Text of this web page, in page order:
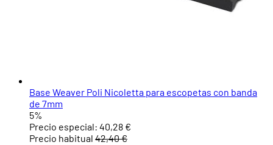
Base Weaver Poli Nicoletta para escopetas con banda
de 7mm
5%
Precio especial: 40,28 €
Precio habitual 42,40 €